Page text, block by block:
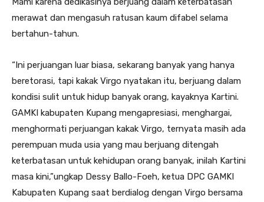
merawat dan mengasuh ratusan kaum difabel selama
bertahun-tahun.
“Ini perjuangan luar biasa, sekarang banyak yang hanya
beretorasi, tapi kakak Virgo nyatakan itu, berjuang dalam
kondisi sulit untuk hidup banyak orang, kayaknya Kartini.
GAMKI kabupaten Kupang mengapresiasi, menghargai,
menghormati perjuangan kakak Virgo, ternyata masih ada
perempuan muda usia yang mau berjuang ditengah
keterbatasan untuk kehidupan orang banyak, inilah Kartini
masa kini,”ungkap Dessy Ballo-Foeh, ketua DPC GAMKI
Kabupaten Kupang saat berdialog dengan Virgo bersama